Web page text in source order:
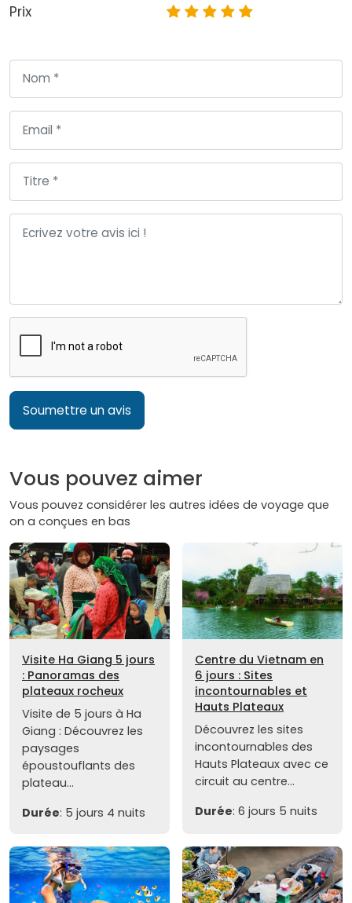
Prix
Soumettre un avis
Vous pouvez aimer
Vous pouvez considérer les autres idées de voyage que
on a conçues en bas
Visite Ha Giang 5 jours
: Panoramas des
plateaux rocheux
Visite de 5 jours à Ha
Giang : Découvrez les
paysages
époustouflants des
plateau...
Durée: 5 jours 4 nuits
Centre du Vietnam en
6 jours : Sites
incontournables et
Hauts Plateaux
Découvrez les sites
incontournables des
Hauts Plateaux avec ce
circuit au centre...
Durée: 6 jours 5 nuits